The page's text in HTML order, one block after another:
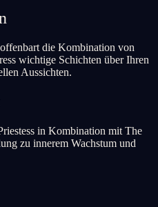
die Kombination von
wichtige Schichten über Ihren
Aussichten.
in Kombination mit The
zu innerem Wachstum und